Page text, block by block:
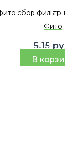
сбор фильтр-
Фито
5.15
В